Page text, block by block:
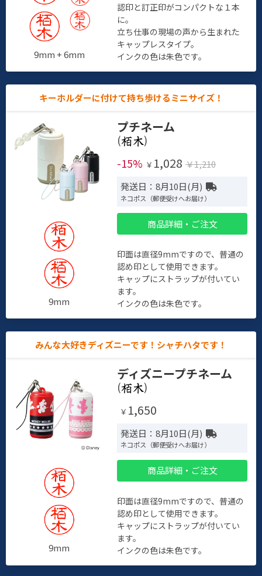
9mm + 6mm
認印と訂正印がコンパクトな１本
に。
立ち仕事の現場の声から生まれた
キャップレスタイプ。
インクの色は朱色です。
キーホルダーに付けて持ち歩けるミニサイズ！
9mm
プチネーム
(
)
-15% ￥ 1,028 ￥1,210
発送日：8月10日(月)
ネコポス（郵便受けへお届け）
商品詳細・ご注文
印面は直径9mmですので、普通の
認め印として使用できます。
キャップにストラップが付いてい
ます。
インクの色は朱色です。
みんな大好きディズニーです！シャチハタです！
9mm
ディズニープチネーム
( )
￥ 1,650
発送日：8月10日(月)
ネコポス（郵便受けへお届け）
商品詳細・ご注文
印面は直径9mmですので、普通の
認め印として使用できます。
キャップにストラップが付いてい
ます。
インクの色は朱色です。